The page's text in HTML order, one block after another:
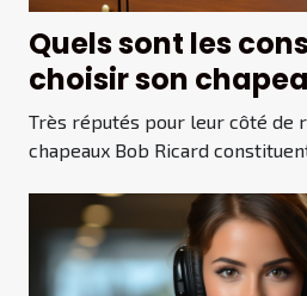
Quels sont les
choisir son
?
Très réputés pour leur côté de
chapeaux Bob Ricard